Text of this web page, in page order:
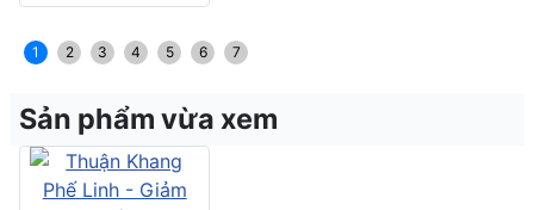
1 2 3 4 5 6 7
Sản phẩm vừa xem